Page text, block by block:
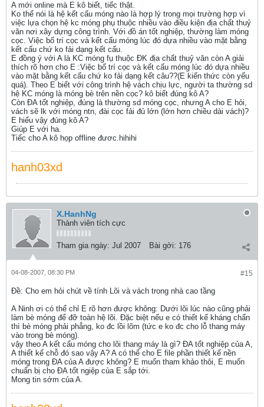
A mới online mà E kô biết, tiếc thật.
Ko thể nói là hệ kết cấu móng nào là hợp lý trong mọi trường hợp vì
việc lựa chọn hệ kc móng phụ thuộc nhiều vào điều kiện địa chất thuỷ
văn nơi xây dựng công trình. Với đồ án tốt nghiệp, thường làm móng
cọc. Việc bố trí cọc và kết cấu móng lúc đó dựa nhiều vào mặt bằng
kết cấu chứ ko fải dạng kết cấu.
E đồng ý với A là KC móng fụ thuộc ĐK địa chất thuỷ văn còn A giải
thích rõ hơn cho E :Việc bố trí cọc và kết cấu móng lúc đó dựa nhiều
vào mặt bằng kết cấu chứ ko fải dạng kết câu??(E kiến thức còn yếu
quá). Theo E biết với công trình hệ vách chịu lực, người ta thường sd
hệ KC móng là móng bè trên nền cọc? kô biết đúng kô A?
Còn ĐA tốt nghiệp, đúng là thường sd móng cọc, nhưng A cho E hỏi,
vách sẽ lk với móng ntn, đài cọc fải đủ lớn (lớn hơn chiều dài vách)?
E hiểu vậy đúng kô A?
Giúp E với ha.
Tiếc cho A kô họp offline đươc.hihihi
hanh03xd
X.HanhNg
Thành viên tích cực
Tham gia ngày: Jul 2007 Bài gởi: 176
#15
04-08-2007, 08:30 PM
Ðề: Cho em hỏi chút về tính Lõi và vách trong nhà cao tầng
A Ninh ơi có thể chỉ E rõ hơn được không: Dưới lõi lúc nào cũng phải
làm bè móng để đỡ toàn hệ lõi. Đặc biệt nếu e có thiết kế kháng chấn
thì bè móng phải phẳng, ko đc lồi lõm (tức e ko đc cho lỗ thang máy
vào trong bè móng).
vậy theo A kết cấu móng cho lõi thang máy là gì? ĐA tốt nghiệp của A,
A thiết kế chỗ đó sao vậy A? A có thể cho E file phần thiết kế nền
móng trong ĐA của A được không? E muốn tham khảo thôi, E muốn
chuẩn bị cho ĐA tốt ngiệp của E sắp tới.
Mong tin sớm của A.